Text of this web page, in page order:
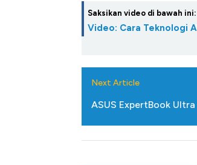
Saksikan video di bawah ini:
Video: Cara Teknologi
Next Article
ASUS ExpertBook